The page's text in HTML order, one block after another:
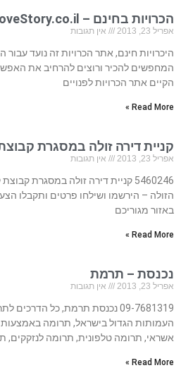
הכרויות בחינם – LoveStory.co.il
אפריל 23, 2013 אין תגובות
היכרויות חינם, אתר הכרויות זה נועד עבור
המחפשים להכיר ורוצים להרחיב את
הקיים אתר הכרויות לפנויים
Read More »
קניית דירה זולה במסגרת
אפריל 23, 2013 אין תגובות
5460246 קניית דירה זולה במסגרת
הזולה – הירשמו ושילחו פרטים ותקבלו
באזור מגוריכם
Read More »
נכנסת – תרמת
אפריל 23, 2013 אין תגובות
09-7681319 נכנסת תרמת, כל
העמותות הגדול בישראל, תרומה
אשראי, תרומה טלפונית, תרומה לנזקקים,
Read More »